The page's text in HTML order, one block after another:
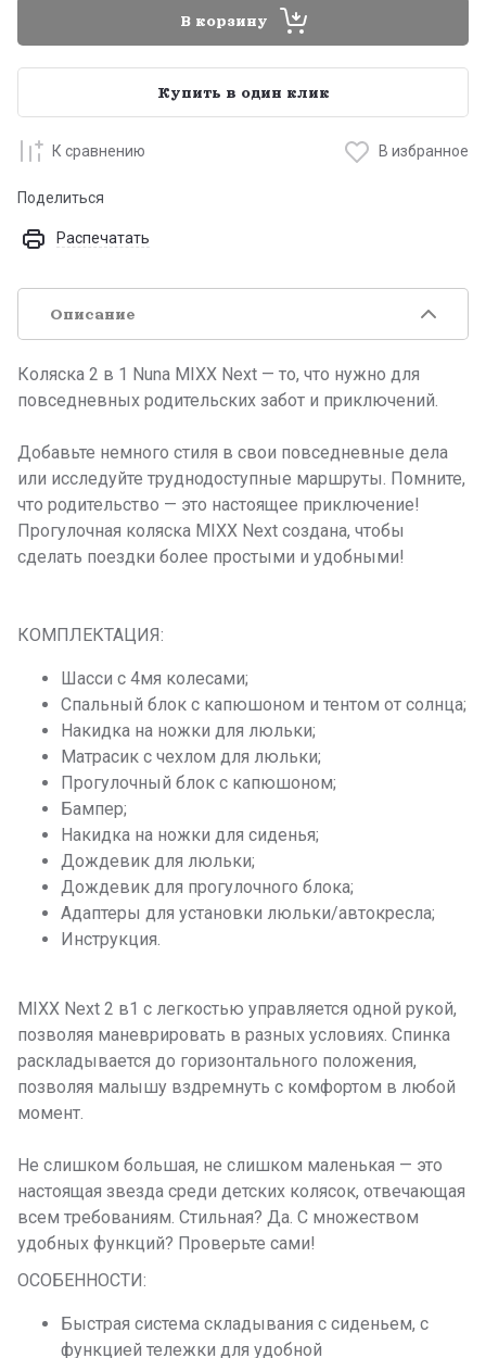
В корзину
Купить в один клик
К сравнению В избранное
Поделиться
Распечатать
Описание
Коляска 2 в 1 Nuna MIXX Next — то, что нужно для
повседневных родительских забот и приключений.
Добавьте немного стиля в свои повседневные дела
или исследуйте труднодоступные маршруты. Помните,
что родительство — это настоящее приключение!
Прогулочная коляска MIXX Next создана, чтобы
сделать поездки более простыми и удобными!
КОМПЛЕКТАЦИЯ:
Шасси с 4мя колесами;
Спальный блок с капюшоном и тентом от солнца;
Накидка на ножки для люльки;
Матрасик с чехлом для люльки;
Прогулочный блок с капюшоном;
Бампер;
Накидка на ножки для сиденья;
Дождевик для люльки;
Дождевик для прогулочного блока;
Адаптеры для установки люльки/автокресла;
Инструкция.
MIXX Next 2 в1 с легкостью управляется одной рукой,
позволяя маневрировать в разных условиях. Спинка
раскладывается до горизонтального положения,
позволяя малышу вздремнуть с комфортом в любой
момент.
Не слишком большая, не слишком маленькая — это
настоящая звезда среди детских колясок, отвечающая
всем требованиям. Стильная? Да. С множеством
удобных функций? Проверьте сами!
ОСОБЕННОСТИ:
Быстрая система складывания с сиденьем, с
функцией тележки для удобной